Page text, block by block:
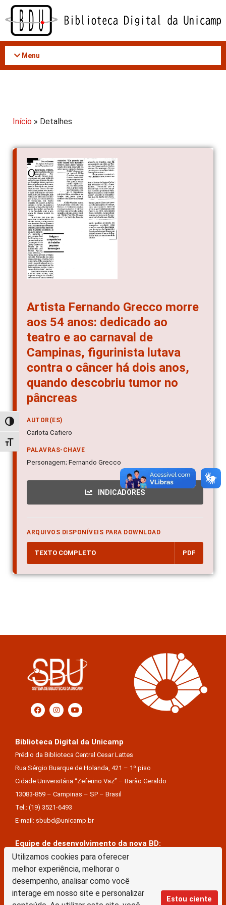
Utilizamos cookies para oferecer
melhor experiência, melhorar o
desempenho, analisar como você
interage em nosso site e personalizar
Estou ciente
Acessar
conteúdo
Alternar alto contraste
Alternar tamanho da fonte
Menu
Início » Detalhes
Artista Fernando Grecco morre
aos 54 anos: dedicado ao
teatro e ao carnaval de
Campinas, figurinista lutava
contra o câncer há dois anos,
quando descobriu tumor no
pâncreas
AUTOR(ES)
Carlota Cafiero
PALAVRAS-CHAVE
Personagem; Fernando Grecco
INDICADORES
ARQUIVOS DISPONÍVEIS PARA DOWNLOAD
TEXTO COMPLETO PDF
Biblioteca Digital da Unicamp
Prédio da Biblioteca Central Cesar Lattes
Rua Sérgio Buarque de Holanda, 421 – 1º piso
Cidade Universitária “Zeferino Vaz” – Barão Geraldo
13083-859 – Campinas – SP – Brasil
Tel.: (19) 3521-6493
E-mail: sbubd@unicamp.br
Equipe de desenvolvimento da nova BD:
Keite Aparecida Duarte
Márcio Vinícius De Jesus Almeida
Saul Victor De Castro E Silva